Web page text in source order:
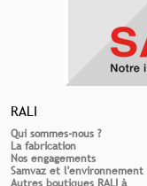
RALI
Qui sommes-nous ?
La fabrication
Nos engagements
Samvaz et l'environnement